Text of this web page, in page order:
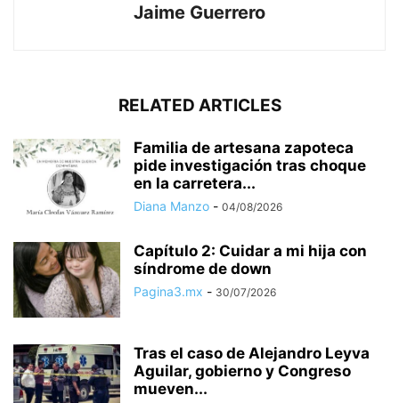
Jaime Guerrero
RELATED ARTICLES
Familia de artesana zapoteca
pide investigación tras choque
en la carretera...
Diana Manzo - 04/08/2026
Capítulo 2: Cuidar a mi hija con
síndrome de down
Pagina3.mx - 30/07/2026
Tras el caso de Alejandro Leyva
Aguilar, gobierno y Congreso
mueven...